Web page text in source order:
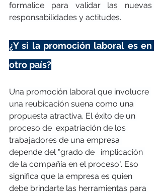
formalice para validar las nuevas
responsabilidades y actitudes.
¿Y si la promoción laboral es en
otro país?
Una promoción laboral que involucre
una reubicación suena como una
propuesta atractiva. El éxito de un
proceso de  expatriación de los
trabajadores de una empresa
depende del "grado de   implicación
de la compañía en el proceso". Eso
significa que la empresa es quien
debe brindarte las herramientas para